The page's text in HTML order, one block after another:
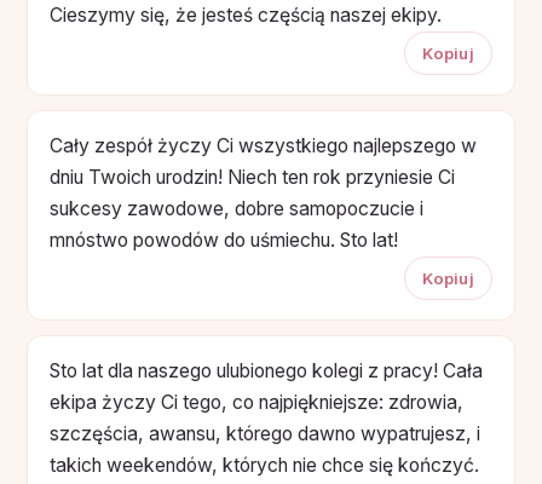
Cieszymy się, że jesteś częścią naszej ekipy.
Kopiuj
Cały zespół życzy Ci wszystkiego najlepszego w
dniu Twoich urodzin! Niech ten rok przyniesie Ci
sukcesy zawodowe, dobre samopoczucie i
mnóstwo powodów do uśmiechu. Sto lat!
Kopiuj
Sto lat dla naszego ulubionego kolegi z pracy! Cała
ekipa życzy Ci tego, co najpiękniejsze: zdrowia,
szczęścia, awansu, którego dawno wypatrujesz, i
takich weekendów, których nie chce się kończyć.